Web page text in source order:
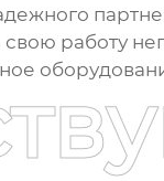
свою работу